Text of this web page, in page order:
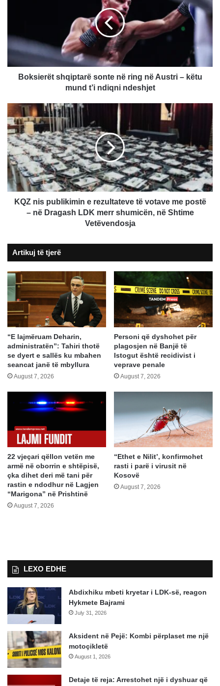
në
Austri
këtu
mund
ndeshjet
Boksierët shqiptarë sonte në ring në Austri – këtu
mund t’i ndiqni ndeshjet
KQZ
nis
publikimin
e
rezultateve
të
votave
me
postë
merr
shumicën,
në
Shtime
Vetëvendosja
KQZ nis publikimin e rezultateve të votave me postë
– në Dragash LDK merr shumicën, në Shtime
Vetëvendosja
Artikuj të tjerë
“E lajmëruam Deharin,
administratën”: Tahiri thotë
se dyert e sallës ku mbahen
seancat janë të mbyllura
August 7, 2026
Personi që dyshohet për
plagosjen në Banjë të
Istogut është recidivist i
veprave penale
August 7, 2026
22 vjeçari qëllon vetën me
armë në oborrin e shtëpisë,
çka dihet deri më tani për
rastin e ndodhur në Lagjen
“Marigona” në Prishtinë
August 7, 2026
“Ethet e Nilit’, konfirmohet
rasti i parë i virusit në
Kosovë
August 7, 2026
LEXO EDHE
Abdixhiku mbeti kryetar i LDK-së, reagon
Hykmete Bajrami
July 31, 2026
Aksident në Pejë: Kombi përplaset me një
motoçikletë
August 1, 2026
Detaje të reja: Arrestohet një i dyshuar që